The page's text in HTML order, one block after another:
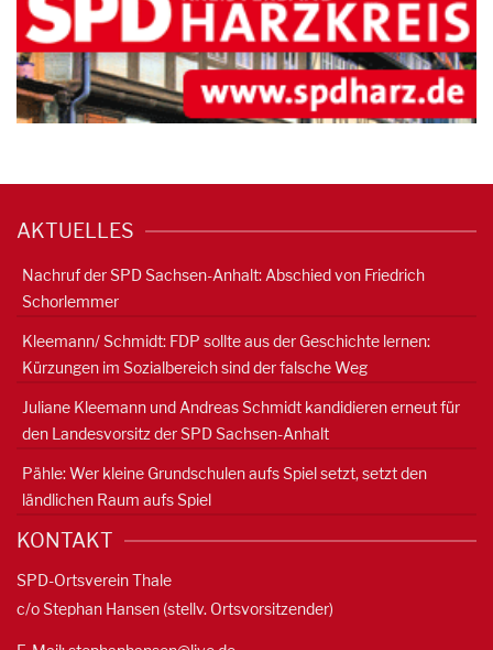
AKTUELLES
Nachruf der SPD Sachsen-Anhalt: Abschied von Friedrich
Schorlemmer
Kleemann/ Schmidt: FDP sollte aus der Geschichte lernen:
Kürzungen im Sozialbereich sind der falsche Weg
Juliane Kleemann und Andreas Schmidt kandidieren erneut für
den Landesvorsitz der SPD Sachsen-Anhalt
Pähle: Wer kleine Grundschulen aufs Spiel setzt, setzt den
ländlichen Raum aufs Spiel
KONTAKT
SPD-Ortsverein Thale
c/o Stephan Hansen (stellv. Ortsvorsitzender)